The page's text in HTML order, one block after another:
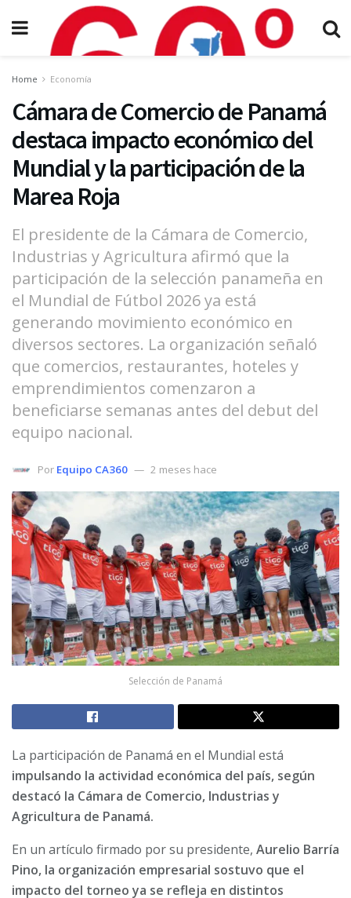
Home Economía
Cámara de Comercio de Panamá
destaca impacto económico del
Mundial y la participación de la
Marea Roja
El presidente de la Cámara de Comercio,
Industrias y Agricultura afirmó que la
participación de la selección panameña en
el Mundial de Fútbol 2026 ya está
generando movimiento económico en
diversos sectores. La organización señaló
que comercios, restaurantes, hoteles y
emprendimientos comenzaron a
beneficiarse semanas antes del debut del
equipo nacional.
Por Equipo CA360 2 meses hace
Selección de Panamá
La participación de Panamá en el Mundial está
impulsando la actividad económica del país, según
destacó la Cámara de Comercio, Industrias y
Agricultura de Panamá.
En un artículo firmado por su presidente, Aurelio Barría
Pino, la organización empresarial sostuvo que el
impacto del torneo ya se refleja en distintos